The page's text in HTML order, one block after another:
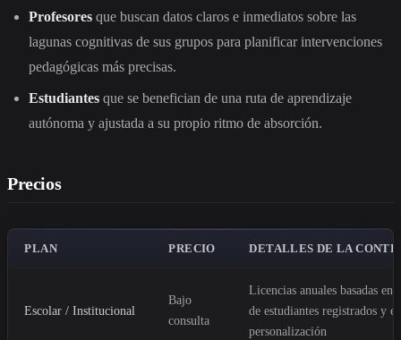
Profesores que buscan datos claros e inmediatos sobre las
lagunas cognitivas de sus grupos para planificar intervenciones
pedagógicas más precisas.
Estudiantes que se benefician de una ruta de aprendizaje
autónoma y ajustada a su propio ritmo de absorción.
Precios
PLAN PRECIO DETALLES DE LA
Escolar / Institucional
Bajo
consulta
Licencias anuales basadas en
de estudiantes registrados y
personalización